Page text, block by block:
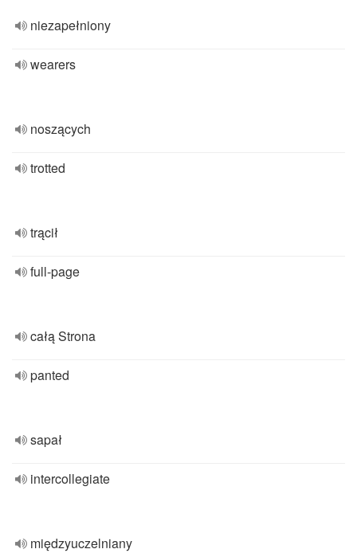
niezapełniony
wearers
noszących
trotted
trącił
full-page
całą Strona
panted
sapał
intercollegiate
międzyuczelniany